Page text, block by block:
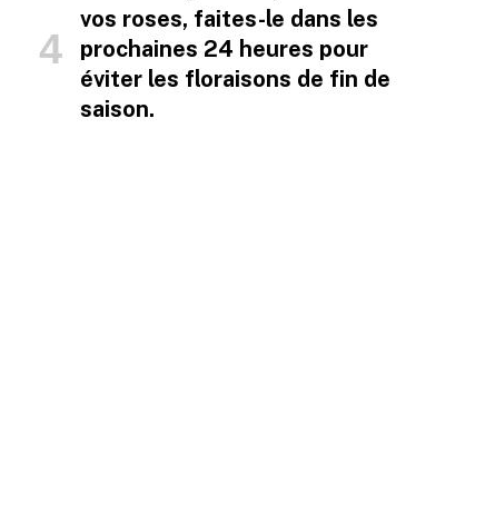
vos roses, faites-le dans les
prochaines 24 heures pour
éviter les floraisons de fin de
saison.